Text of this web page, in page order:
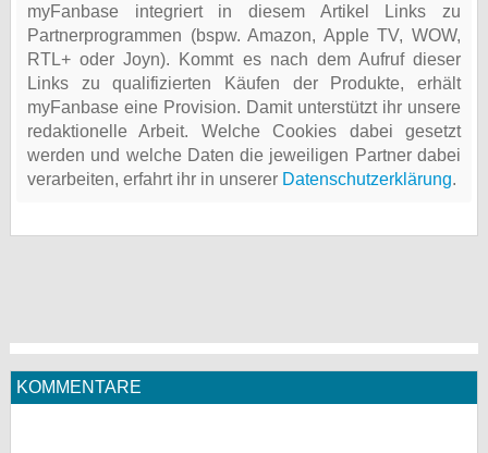
myFanbase integriert in diesem Artikel Links zu
Partnerprogrammen (bspw. Amazon, Apple TV, WOW,
RTL+ oder Joyn). Kommt es nach dem Aufruf dieser
Links zu qualifizierten Käufen der Produkte, erhält
myFanbase eine Provision. Damit unterstützt ihr unsere
redaktionelle Arbeit. Welche Cookies dabei gesetzt
werden und welche Daten die jeweiligen Partner dabei
verarbeiten, erfahrt ihr in unserer Datenschutzerklärung.
KOMMENTARE